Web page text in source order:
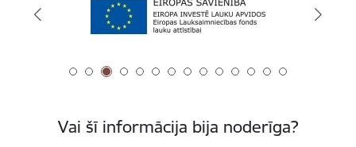
Vai šī informācija bija noderīga?